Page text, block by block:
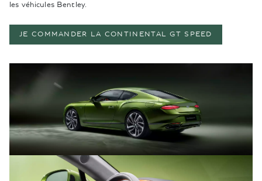
les véhicules Bentley.
JE COMMANDER LA CONTINENTAL GT SPEED